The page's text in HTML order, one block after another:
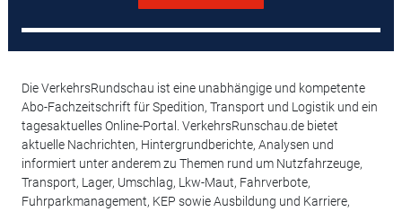
Die VerkehrsRundschau ist eine unabhängige und kompetente
Abo-Fachzeitschrift für Spedition, Transport und Logistik und ein
tagesaktuelles Online-Portal. VerkehrsRunschau.de bietet
aktuelle Nachrichten, Hintergrundberichte, Analysen und
informiert unter anderem zu Themen rund um Nutzfahrzeuge,
Transport, Lager, Umschlag, Lkw-Maut, Fahrverbote,
Fuhrparkmanagement, KEP sowie Ausbildung und Karriere,